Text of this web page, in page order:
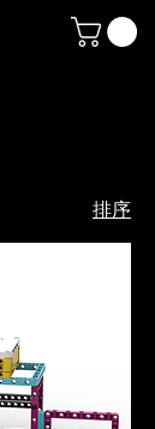
排序